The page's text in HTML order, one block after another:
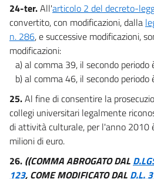
24-ter.All'articolo 2 del decreto-
convertito, con modificazioni, dalla
n. 286, e successive modificazioni,
modificazioni:
a) al comma 39, il secondo periodo
b) al comma 46, il secondo periodo
25.Al fine di consentire la
collegi universitari legalmente
di attività culturale, per l'anno 2010
milioni di euro.
26. ((COMMA ABROGATO DAL
123, COME MODIFICATO DAL D.L.